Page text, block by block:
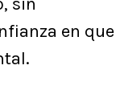
en que